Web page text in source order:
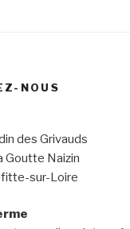
NOUS
des Grivauds
Goutte Naizin
sur-Loire